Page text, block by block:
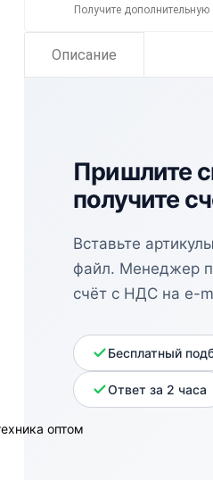
Получите дополнительную
Описание
Пришлите
получите
Вставьте
файл. Менеджер
счёт с НДС на e-
Бесплатный
Ответ за 2 часа